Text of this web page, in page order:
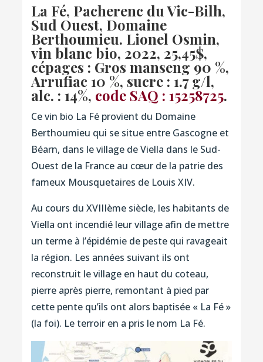
La Fé, Pacherenc du Vic-Bilh,
Sud Ouest, Domaine
Berthoumieu. Lionel Osmin,
vin blanc bio, 2022, 25,45$,
cépages : Gros manseng 90 %,
Arrufiac 10 %, sucre : 1.7 g/l,
alc. : 14%, code SAQ : 15258725.
Ce vin bio La Fé provient du Domaine
Berthoumieu qui se situe entre Gascogne et
Béarn, dans le village de Viella dans le Sud-
Ouest de la France au cœur de la patrie des
fameux Mousquetaires de Louis XIV.
Au cours du XVIIIème siècle, les habitants de
Viella ont incendié leur village afin de mettre
un terme à l’épidémie de peste qui ravageait
la région. Les années suivant ils ont
reconstruit le village en haut du coteau,
pierre après pierre, remontant à pied par
cette pente qu’ils ont alors baptisée « La Fé »
(la foi). Le terroir en a pris le nom La Fé.